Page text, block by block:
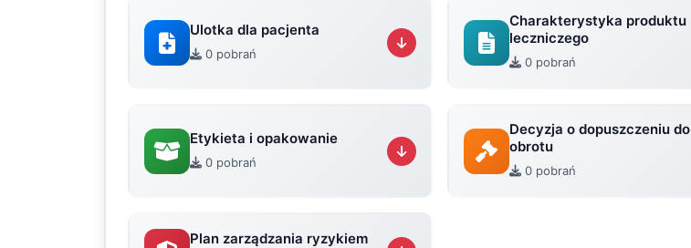
Ulotka dla pacjenta
0 pobrań
Charakterystyka produktu
leczniczego
0 pobrań
Etykieta i opakowanie
0 pobrań
Decyzja o dopuszczeniu do
obrotu
0 pobrań
Plan zarządzania ryzykiem